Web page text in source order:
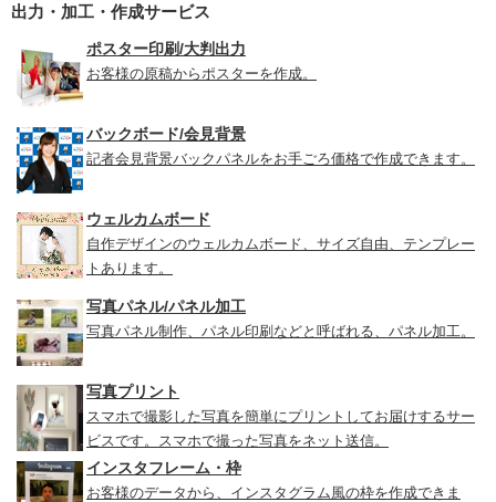
出力・加工・作成サービス
ポスター印刷/大判出力
お客様の原稿からポスターを作成。
バックボード/会見背景
記者会見背景バックパネルをお手ごろ価格で作成できます。
ウェルカムボード
自作デザインのウェルカムボード、サイズ自由、テンプレー
トあります。
写真パネル/パネル加工
写真パネル制作、パネル印刷などと呼ばれる、パネル加工。
写真プリント
スマホで撮影した写真を簡単にプリントしてお届けするサー
ビスです。スマホで撮った写真をネット送信。
インスタフレーム・枠
お客様のデータから、インスタグラム風の枠を作成できま